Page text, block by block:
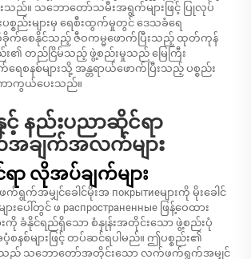
သည်။ သဘောတော်သမီးအရွက်များဖြင့် ပြုလုပ်
စည်းများမှ ရေစီးထွက်မှုတွင် ဒေသခံရေ
စေနိုင်သည့် ဇီဝကမ္မဖောက်ပြီးသည့် ထုတ်ကုန်
စ္စည်း၏ တည်ငြိမ်သည့် ဖွဲ့စည်းမှုသည် မြေကြီး
စနစ်များသို့ အန္တရာယ်ဖောက်ပြီးသည့် ပစ္စည်း
ကာကွယ်ပေးသည်။
နည်းပညာဆိုင်ရာ
ချက်အလက်များ
ာ လိုအပ်ချက်များ
အမျှင်ခေါင်မိုးအ покрытиеများကို မိုးခေါင်
ားပေါ်တွင် ဖ распространенные ဖြန့်ဝေထား
းကို ခံနိုင်ရည်ရှိသော စံနှုန်းအတိုင်းသော ဖွဲ့စည်းပုံ
နစ်များဖြင့် တပ်ဆင်ရပါမည်။ ဤပစ္စည်း၏
မှုသည် သဘောတော်အတိုင်းသော လက်ဖက်ရွက်အမျှင်